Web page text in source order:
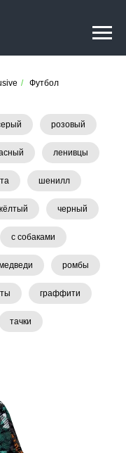
/ Футбол
розовый
ленивцы
шенилл
черный
с собаками
ромбы
граффити
тачки